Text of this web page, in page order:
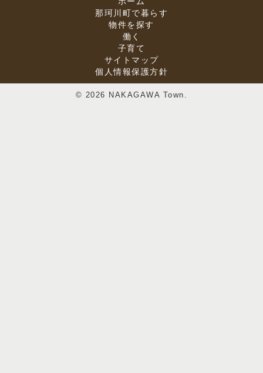
那珂川町で暮らす
物件を探す
働く
子育て
サイトマップ
個人情報保護方針
© 2026 NAKAGAWA Town.